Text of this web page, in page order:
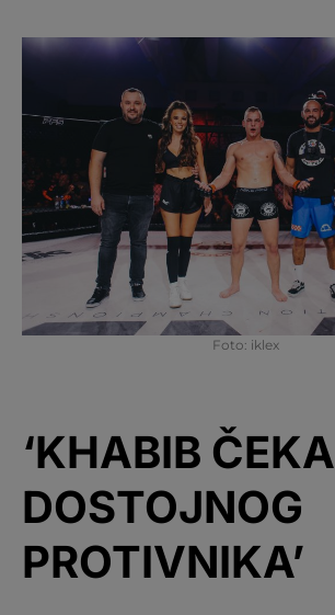
Foto: iklex
‘KHABIB ČEKA
DOSTOJNOG
PROTIVNIKA’